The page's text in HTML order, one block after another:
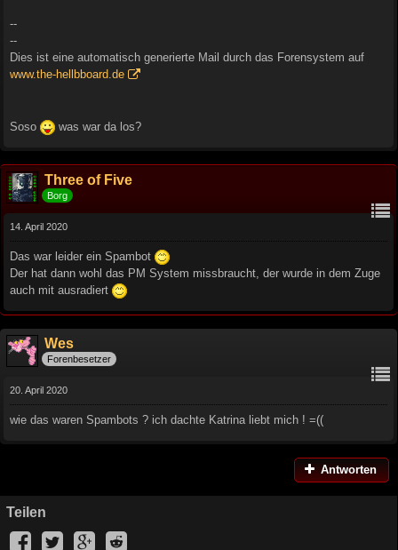
--
--
Dies ist eine automatisch generierte Mail durch das Forensystem auf
www.the-hellbboard.de
Soso was war da los?
Three of Five
Borg
14. April 2020
Das war leider ein Spambot
Der hat dann wohl das PM System missbraucht, der wurde in dem Zuge
auch mit ausradiert
Wes
Forenbesetzer
20. April 2020
wie das waren Spambots ? ich dachte Katrina liebt mich ! =((
Antworten
Teilen